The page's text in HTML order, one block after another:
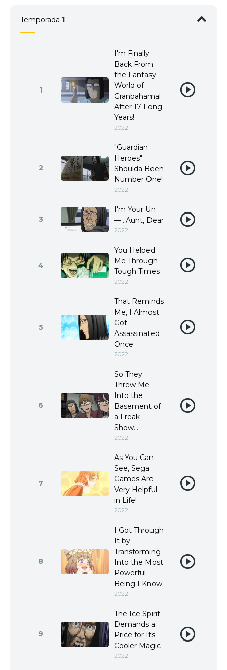
Temporada 1
1
I'm Finally
Back From
the Fantasy
World of
Granbahamal
After 17 Long
Years!
2022
2
"Guardian
Heroes"
Shoulda Been
Number One!
2022
3
I'm Your Un
—...Aunt, Dear
2022
4
You Helped
Me Through
Tough Times
2022
5
That Reminds
Me, I Almost
Got
Assassinated
Once
2022
6
So They
Threw Me
Into the
Basement of
a Freak
Show...
2022
7
As You Can
See, Sega
Games Are
Very Helpful
in Life!
2022
8
I Got Through
It by
Transforming
Into the Most
Powerful
Being I Know
2022
9
The Ice Spirit
Demands a
Price for Its
Cooler Magic
2022